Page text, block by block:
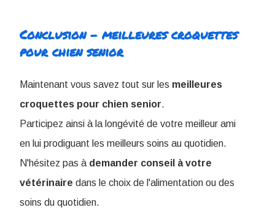
Conclusion - meilleures croquettes
pour chien senior
Maintenant vous savez tout sur les meilleures
croquettes pour chien senior.
Participez ainsi à la longévité de votre meilleur ami
en lui prodiguant les meilleurs soins au quotidien.
N'hésitez pas à demander conseil à votre
vétérinaire dans le choix de l'alimentation ou des
soins du quotidien.